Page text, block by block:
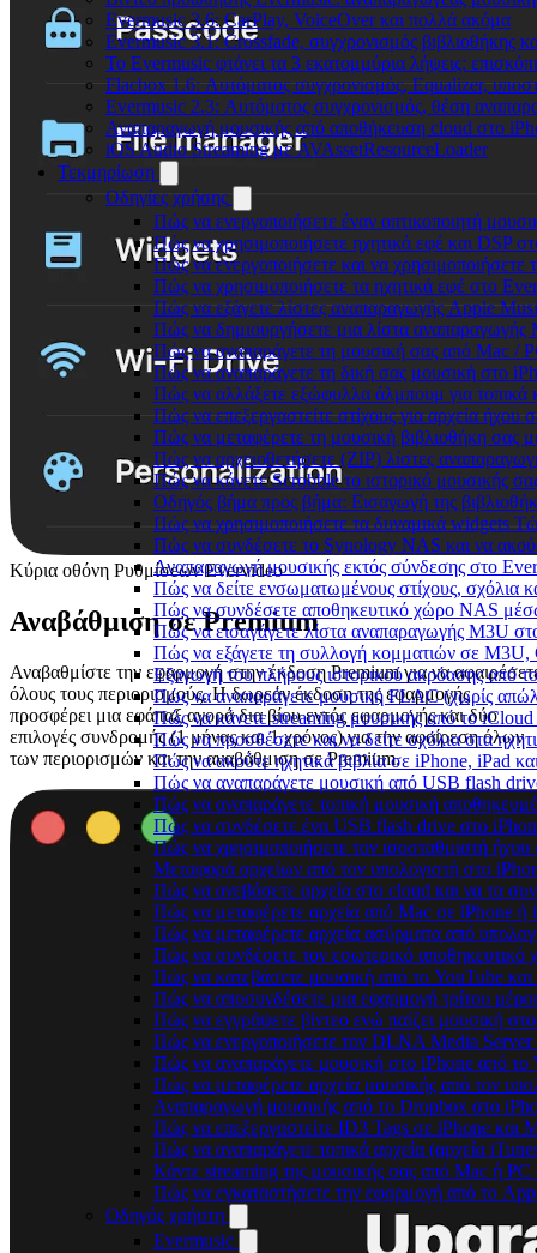
Evermusic 3.6: CarPlay, VoiceOver και πολλά ακόμα
Evermusic 3.1: Crossfade, συγχρονισμός βιβλιοθήκης
Το Evermusic φτάνει τα 3 εκατομμύρια λήψεις:
Flacbox 1.6: Αυτόματος συγχρονισμός, Equalizer,
Evermusic 2.3: Αυτόματος συγχρονισμός, θέση
Αναπαραγωγή μουσικής από αποθήκευση cloud στο
iOS Audio Streaming με AVAssetResourceLoader
Τεκμηρίωση
Οδηγίες χρήσης
Πώς να ενεργοποιήσετε έναν οπτικοποιητή
Πώς να χρησιμοποιήσετε ηχητικά εφέ και DSP
Πώς να ενεργοποιήσετε και να
Πώς να χρησιμοποιήσετε τα ηχητικά εφέ στο
Πώς να εξάγετε λίστες αναπαραγωγής Apple
Πώς να δημιουργήσετε μια λίστα
Πώς να αναπαράγετε τη μουσική σας από Mac /
Πώς να αναπαράγετε τη δική σας μουσική στο
Πώς να αλλάξετε εξώφυλλα άλμπουμ για
Πώς να επεξεργαστείτε στίχους για αρχεία
Πώς να μεταφέρετε τη μουσική βιβλιοθήκη
Πώς να αρχειοθετήσετε (ZIP) λίστες
Πώς να κάνετε Scrobble το ιστορικό μουσικής
Οδηγός βήμα προς βήμα: Εισαγωγή της
Πώς να χρησιμοποιήσετε τα δυναμικά widgets
Πώς να συνδέσετε το Synology NAS και να
Αναπαραγωγή μουσικής εκτός σύνδεσης στο
Πώς να δείτε ενσωματωμένους στίχους, σχόλια
Πώς να συνδέσετε αποθηκευτικό χώρο NAS
Πώς να εισαγάγετε λίστα αναπαραγωγής M3U
Πώς να εξάγετε τη συλλογή κομματιών σε
Εξαγωγή του πλήρους ιστορικού ακρόασης από
Πώς να αναπαράγετε μουσική FLAC (χωρίς
Πώς να κάνετε streaming μουσικής από το
Πώς να προσθέσετε και να δείτε σχόλια στα
Πώς να ακούτε ηχητικά βιβλία σε iPhone, iPad
Πώς να αναπαράγετε μουσική από USB flash
Πώς να αναπαράγετε τοπική μουσική
Πώς να συνδέσετε ένα USB flash drive στο iPhone
Πώς να χρησιμοποιήσετε τον ισοσταθμιστή
Μεταφορά αρχείων από τον υπολογιστή στο
Πώς να ανεβάσετε αρχεία στο cloud και να τα
Πώς να μεταφέρετε αρχεία από Mac σε iPhone ή
Πώς να μεταφέρετε αρχεία ασύρματα από
Πώς να συνδέσετε τον εσωτερικό
Πώς να κατεβάσετε μουσική από το YouTube
Πώς να αποσυνδέσετε μια εφαρμογή τρίτου
Πώς να εγγράψετε βίντεο ενώ παίζει μουσική
Πώς να ενεργοποιήσετε τον DLNA Media
Πώς να αναπαράγετε μουσική στο iPhone από
Πώς να μεταφέρετε αρχεία μουσικής από τον
Αναπαραγωγή μουσικής από το Dropbox στο
Πώς να επεξεργαστείτε ID3 Tags σε iPhone και
Πώς να αναπαράγετε τοπικά αρχεία (αρχεία
Κάντε streaming της μουσικής σας από Mac ή
Πώς να εγκαταστήσετε την εφαρμογή από το
Οδηγός χρήστη
Evermusic
Κύρια οθόνη Ρυθμίσεων Evervideo
Αναβάθμιση σε Premium
Αναβαθμίστε την εφαρμογή στην έκδοση Premium για να
όλους τους περιορισμούς. Η δωρεάν έκδοση της εφαρμογής
προσφέρει μια εφάπαξ αγορά δια βίου εντός εφαρμογής και δύο
επιλογές συνδρομής (1 μήνας και 1 χρόνος) για την αφαίρεση όλων
των περιορισμών και την αναβάθμιση σε Premium.